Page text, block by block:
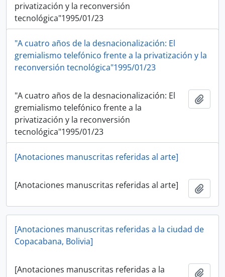
privatización y la reconversión
tecnológica"1995/01/23
"A cuatro años de la desnacionalización: El
gremialismo telefónico frente a la privatización y la
reconversión tecnológica"1995/01/23
"A cuatro años de la desnacionalización: El
gremialismo telefónico frente a la
privatización y la reconversión
tecnológica"1995/01/23
[Anotaciones manuscritas referidas al arte]
[Anotaciones manuscritas referidas al arte]
[Anotaciones manuscritas referidas a la ciudad de
Copacabana, Bolivia]
[Anotaciones manuscritas referidas a la